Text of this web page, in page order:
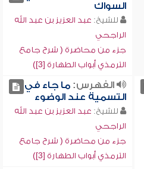
السواك
للشيخ: عبد العزيز بن عبد الله
الراجحي
جزء من محاضرة ( شرح جامع
الترمذي أبواب الطهارة [3])
الفهرس:ما جاء في
التسمية عند الوضوء
للشيخ: عبد العزيز بن عبد الله
الراجحي
جزء من محاضرة ( شرح جامع
الترمذي أبواب الطهارة [3])